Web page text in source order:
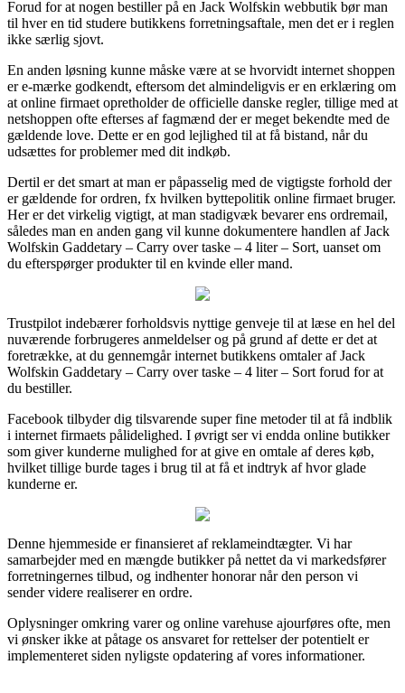
Forud for at nogen bestiller på en Jack Wolfskin webbutik bør man
til hver en tid studere butikkens forretningsaftale, men det er i reglen
ikke særlig sjovt.
En anden løsning kunne måske være at se hvorvidt internet shoppen
er e-mærke godkendt, eftersom det almindeligvis er en erklæring om
at online firmaet opretholder de officielle danske regler, tillige med at
netshoppen ofte efterses af fagmænd der er meget bekendte med de
gældende love. Dette er en god lejlighed til at få bistand, når du
udsættes for problemer med dit indkøb.
Dertil er det smart at man er påpasselig med de vigtigste forhold der
er gældende for ordren, fx hvilken byttepolitik online firmaet bruger.
Her er det virkelig vigtigt, at man stadigvæk bevarer ens ordremail,
således man en anden gang vil kunne dokumentere handlen af Jack
Wolfskin Gaddetary – Carry over taske – 4 liter – Sort, uanset om
du efterspørger produkter til en kvinde eller mand.
Trustpilot indebærer forholdsvis nyttige genveje til at læse en hel del
nuværende forbrugeres anmeldelser og på grund af dette er det at
foretrække, at du gennemgår internet butikkens omtaler af Jack
Wolfskin Gaddetary – Carry over taske – 4 liter – Sort forud for at
du bestiller.
Facebook tilbyder dig tilsvarende super fine metoder til at få indblik
i internet firmaets pålidelighed. I øvrigt ser vi endda online butikker
som giver kunderne mulighed for at give en omtale af deres køb,
hvilket tillige burde tages i brug til at få et indtryk af hvor glade
kunderne er.
Denne hjemmeside er finansieret af reklameindtægter. Vi har
samarbejder med en mængde butikker på nettet da vi markedsfører
forretningernes tilbud, og indhenter honorar når den person vi
sender videre realiserer en ordre.
Oplysninger omkring varer og online varehuse ajourføres ofte, men
vi ønsker ikke at påtage os ansvaret for rettelser der potentielt er
implementeret siden nyligste opdatering af vores informationer.